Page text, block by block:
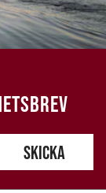
SKICKA